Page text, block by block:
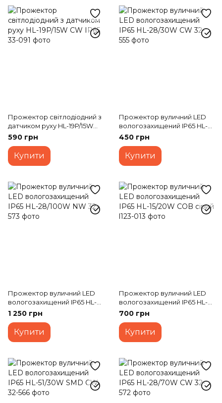
Прожектор світлодіодний з
датчиком руху HL-19P/15W
CW IP65
590 грн
Купити
Прожектор вуличний LED
вологозахищений IP65 HL-
28/30W CW
450 грн
Купити
Прожектор вуличний LED
вологозахищений IP65 HL-
28/100W NW
1 250 грн
Купити
Прожектор вуличний LED
вологозахищений IP65 HL-
15/20W COB сірий
700 грн
Купити